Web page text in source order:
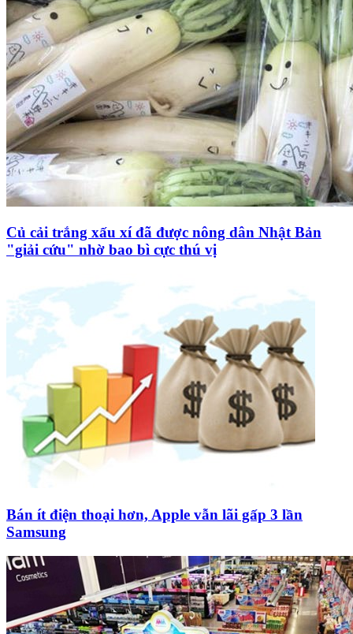
Củ cải trắng xấu xí đã được nông dân Nhật Bản
"giải cứu" nhờ bao bì cực thú vị
Bán ít điện thoại hơn, Apple vẫn lãi gấp 3 lần
Samsung